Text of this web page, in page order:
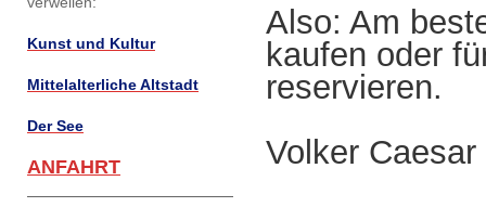
Also: Am
kaufen oder
reservieren.
Volker Caesar
Kunst und Kultur
Mittelalterliche Altstadt
Der See
ANFAHRT